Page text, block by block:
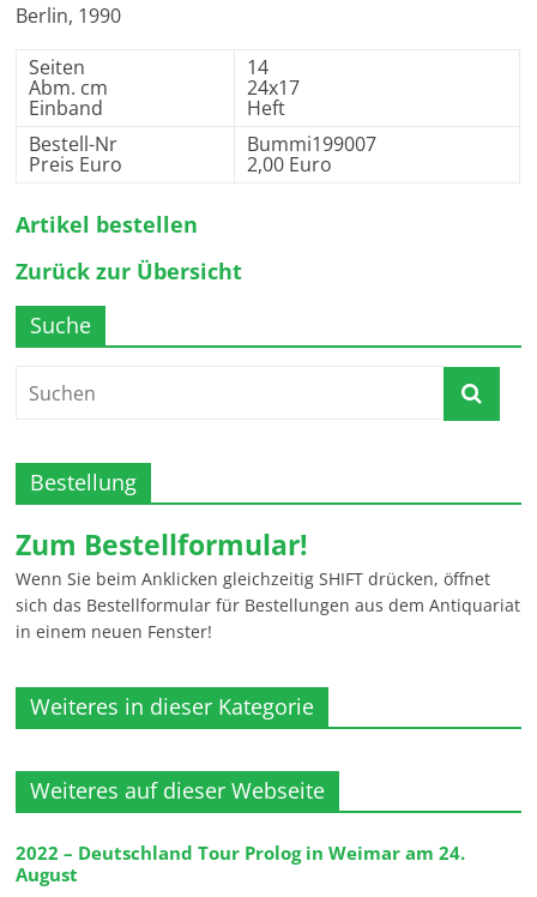
Berlin, 1990
Seiten
Abm. cm
Einband
14
24x17
Heft
Bestell-Nr
Preis Euro
Bummi199007
2,00 Euro
Artikel bestellen
Zurück zur Übersicht
Suche
Bestellung
Zum Bestellformular!
Wenn Sie beim Anklicken gleichzeitig SHIFT drücken, öffnet
sich das Bestellformular für Bestellungen aus dem Antiquariat
in einem neuen Fenster!
Weiteres in dieser Kategorie
Weiteres auf dieser Webseite
2022 – Deutschland Tour Prolog in Weimar am 24.
August